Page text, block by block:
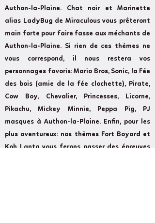
Authon-la-Plaine. Chat noir et Marinette
alias LadyBug de Miraculous vous prêteront
main forte pour faire fasse aux méchants de
Authon-la-Plaine. Si rien de ces thèmes ne
vous correspond, il nous restera vos
personnages favoris: Mario Bros, Sonic, la Fée
des bois (amie de la fée clochette), Pirate,
Cow Boy, Chevalier, Princesses, Licorne,
Pikachu, Mickey Minnie, Peppa Pig, PJ
masques à Authon-la-Plaine. Enfin, pour les
plus aventureux: nos thèmes Fort Boyard et
Koh Lanta vous ferons passer des épreuves